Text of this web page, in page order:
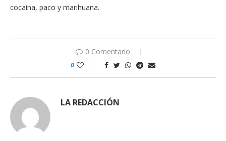
cocaína, paco y marihuana.
0 Comentario
0
LA REDACCIÓN